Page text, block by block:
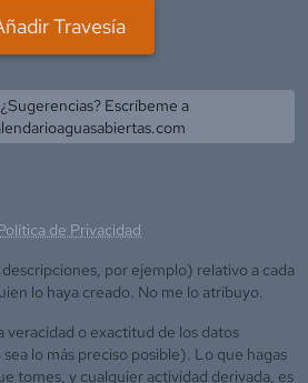
Travesía
Escríbeme a
de Privacidad
por ejemplo) relativo a cada
lo haya creado. No me lo atribuyo.
veracidad o exactitud de los datos
lo más preciso posible). Lo que hagas
tomes, y cualquier actividad derivada, es